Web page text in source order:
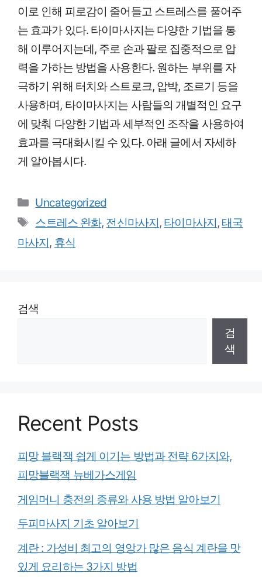
이로 인해 피로감이 줄어들고 스트레스를 풀어주
는 효과가 있다. 타이마사지는 다양한 기법을 통
해 이루어지는데, 주로 손과 팔로 집중적으로 압
력을 가하는 방법을 사용한다. 원하는 부위를 자
극하기 위해 터치와 스트로크, 압박, 조르기 등을
사용하며, 타이마사지는 사람들의 개별적인 요구
에 맞춰 다양한 기법과 세부적인 조작을 사용하여
효과를 극대화시킬 수 있다. 아래 글에서 자세하
게 알아봅시다.
Categories
Uncategorized
Tags
스트레스 완화, 전신마사지, 타이마사지, 태국
마사지, 휴식
검색
검
색
Recent Posts
피망 블랙잭 쉽게 이기는 방법과 전략 6가지와,
피망블랙잭 뉴베가스게임
게임머니 충전의 종류와 사용 방법 알아보기
두피마사지 기초 알아보기
계란 : 가성비 최고의 영앙가 많은 음식 계란을 맛
있게 요리하는 3가지 방법